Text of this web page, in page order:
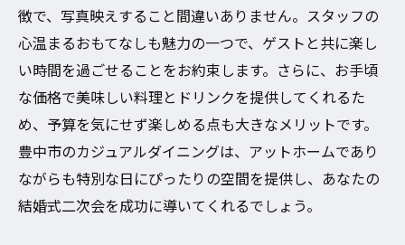
徴で、写真映えすること間違いありません。スタッフの
心温まるおもてなしも魅力の一つで、ゲストと共に楽し
い時間を過ごせることをお約束します。さらに、お手頃
な価格で美味しい料理とドリンクを提供してくれるた
め、予算を気にせず楽しめる点も大きなメリットです。
豊中市のカジュアルダイニングは、アットホームであり
ながらも特別な日にぴったりの空間を提供し、あなたの
結婚式二次会を成功に導いてくれるでしょう。